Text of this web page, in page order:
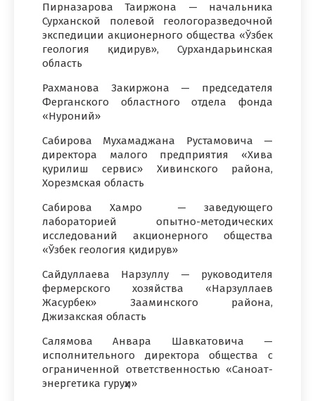
Пирназарова Таиржона — начальника
Сурханской полевой геологоразведочной
экспедиции акционерного общества «Ўзбек
геология қидирув», Сурхандарьинская
область
Рахманова Закиржона — председателя
Ферганского областного отдела фонда
«Нуроний»
Сабирова Мухамаджана Рустамовича —
директора малого предприятия «Хива
қурилиш сервис» Хивинского района,
Хорезмская область
Сабирова Хамро — заведующего
лабораторией опытно-методических
исследований акционерного общества
«Ўзбек геология қидирув»
Сайдуллаева Нарзуллу — руководителя
фермерского хозяйства «Нарзуллаев
Жасурбек» Зааминского района,
Джизакская область
Салямова Анвара Шавкатовича —
исполнительного директора общества с
ограниченной ответственностью «Саноат-
энергетика гуруҳи»